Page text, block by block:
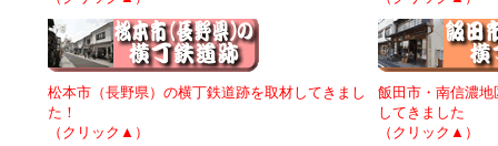
松本市（長野県）の横丁鉄道跡を取材してきまし
た！
（クリック▲）
飯田市・南信濃
してきました
（クリック▲）